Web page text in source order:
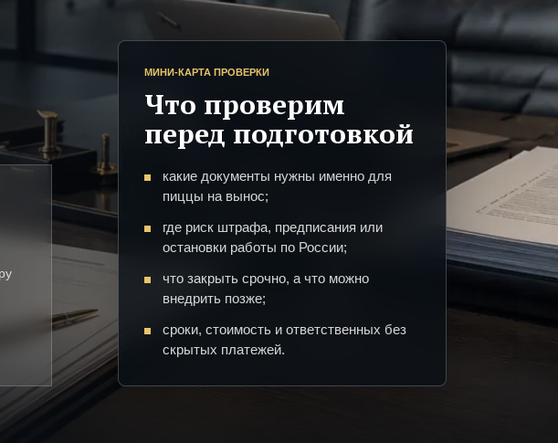
МИНИ-КАРТА ПРОВЕРКИ
Что проверим
перед подготовкой
какие документы нужны именно для
пиццы на вынос;
где риск штрафа, предписания или
остановки работы по России;
что закрыть срочно, а что можно
внедрить позже;
сроки, стоимость и ответственных без
скрытых платежей.